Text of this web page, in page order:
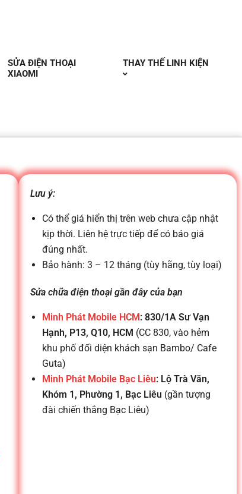
SỬA ĐIỆN THOẠI
XIAOMI
THAY THẾ LINH KIỆN
Lưu ý:
Có thể giá hiển thị trên web chưa cập nhật
kịp thời. Liên hệ trực tiếp để có báo giá
đúng nhất.
Bảo hành: 3 – 12 tháng (tùy hãng, tùy loại)
Sửa chữa điện thoại gần đây của bạn
Minh Phát Mobile HCM: 830/1A Sư Vạn
Hạnh, P13, Q10, HCM (CC 830, vào hẻm
khu phố đối diện khách sạn Bambo/ Cafe
Guta)
Minh Phát Mobile Bạc Liêu: Lộ Trà Văn,
Khóm 1, Phường 1, Bạc Liêu (gần tượng
đài chiến thắng Bạc Liêu)